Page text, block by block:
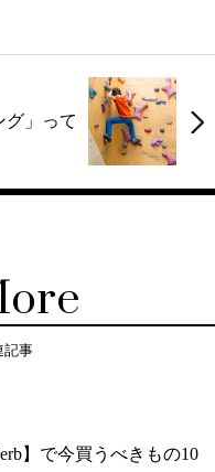
グ」って
記事
】で今買うべきもの10